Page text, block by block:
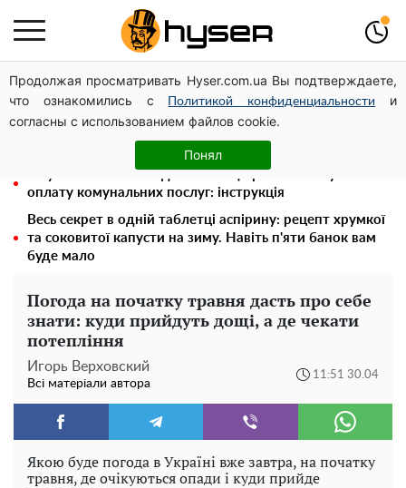
Продолжая просматривать Hyser.com.ua Вы подтверждаете,
что ознакомились с
Политикой конфиденциальности
и
согласны с использованием файлов cookie.
Понял
Олена Тополя злив відео – це далеко не все: фронтмен
"Антитіла" Тарас Тополя став наступним
Повністю гола Анна Трінчер блиснула "принадами":
таких розмірів ви ще не бачили
оплату комунальних послуг: інструкція
Весь секрет в одній таблетці аспірину: рецепт хрумкої
та соковитої капусти на зиму. Навіть п'яти банок вам
буде мало
Погода на початку травня дасть про себе
знати: куди прийдуть дощі, а де чекати
потепління
Игорь Верховский
Всі матеріали автора
11:51 30.04
Якою буде погода в Україні вже завтра, на початку
травня, де очікуються опади і куди прийде